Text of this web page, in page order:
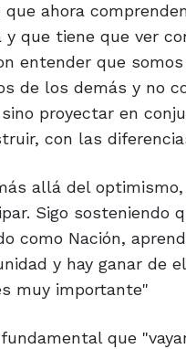
que ahora
y que tiene que ver
entender que somos
de los demás y no
proyectar en
con las
allá del optimismo,
Sigo sosteniendo
como Nación,
y hay ganar de
muy importante"
que